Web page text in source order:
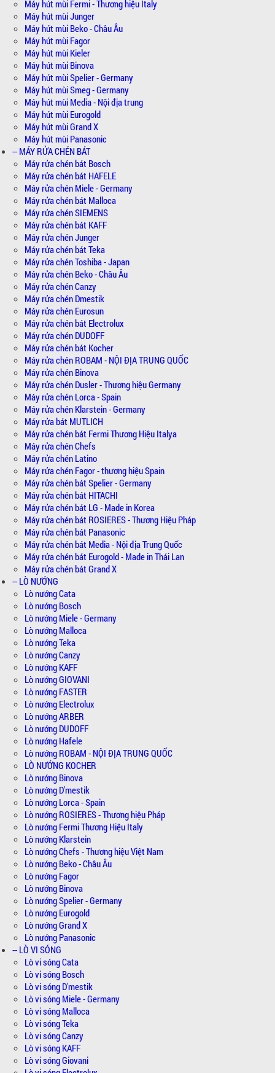
Máy hút mùi Fermi - Thương hiệu Italy
Máy hút mùi Junger
Máy hút mùi Beko - Châu Âu
Máy hút mùi Fagor
Máy hút mùi Kieler
Máy hút mùi Binova
Máy hút mùi Spelier - Germany
Máy hút mùi Smeg - Germany
Máy hút mùi Media - Nội địa trung
Máy hút mùi Eurogold
Máy hút mùi Grand X
Máy hút mùi Panasonic
-- MÁY RỬA CHÉN BÁT
Máy rửa chén bát Bosch
Máy rửa chén bát HAFELE
Máy rửa chén Miele - Germany
Máy rửa chén bát Malloca
Máy rửa chén SIEMENS
Máy rửa chén bát KAFF
Máy rửa chén Junger
Máy rửa chén bát Teka
Máy rửa chén Toshiba - Japan
Máy rửa chén Beko - Châu Âu
Máy rửa chén Canzy
Máy rửa chén Dmestik
Máy rửa chén Eurosun
Máy rửa chén bát Electrolux
Máy rửa chén DUDOFF
Máy rửa chén bát Kocher
Máy rửa chén ROBAM - NỘI ĐỊA TRUNG QUỐC
Máy rửa chén Binova
Máy rửa chén Dusler - Thương hiệu Germany
Máy rửa chén Lorca - Spain
Máy rửa chén Klarstein - Germany
Máy rửa bát MUTLICH
Máy rửa chén bát Fermi Thương Hiệu Italya
Máy rửa chén Chefs
Máy rửa chén Latino
Máy rửa chén Fagor - thương hiệu Spain
Máy rửa chén bát Spelier - Germany
Máy rửa chén bát HITACHI
Máy rửa chén bát LG - Made in Korea
Máy rửa chén bát ROSIERES - Thương Hiệu Pháp
Máy rửa chén bát Panasonic
Máy rửa chén bát Media - Nội địa Trung Quốc
Máy rửa chén bát Eurogold - Made in Thái Lan
Máy rửa chén bát Grand X
-- LÒ NƯỚNG
Lò nướng Cata
Lò nướng Bosch
Lò nướng Miele - Germany
Lò nướng Malloca
Lò nướng Teka
Lò nướng Canzy
Lò nướng KAFF
Lò nướng GIOVANI
Lò nướng FASTER
Lò nướng Electrolux
Lò nướng ARBER
Lò nướng DUDOFF
Lò nướng Hafele
Lò nướng ROBAM - NỘI ĐỊA TRUNG QUỐC
LÒ NƯỚNG KOCHER
Lò nướng Binova
Lò nướng D'mestik
Lò nướng Lorca - Spain
Lò nướng ROSIERES - Thương hiệu Pháp
Lò nướng Fermi Thương Hiệu Italy
Lò nướng Klarstein
Lò nướng Chefs - Thương hiệu Việt Nam
Lò nướng Beko - Châu Âu
Lò nướng Fagor
Lò nướng Binova
Lò nướng Spelier - Germany
Lò nướng Eurogold
Lò nướng Grand X
Lò nướng Panasonic
-- LÒ VI SÓNG
Lò vi sóng Cata
Lò vi sóng Bosch
Lò vi sóng D'mestik
Lò vi sóng Miele - Germany
Lò vi sóng Malloca
Lò vi sóng Teka
Lò vi sóng Canzy
Lò vi sóng KAFF
Lò vi sóng Giovani